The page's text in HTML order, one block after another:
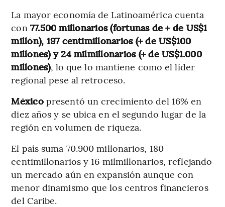
La mayor economía de Latinoamérica cuenta
con 77.500 millonarios (fortunas de + de US$1
millón), 197 centimillonarios (+ de US$100
millones) y 24 milmillonarios (+ de US$1.000
millones), lo que lo mantiene como el líder
regional pese al retroceso.
Méxicopresentó un crecimiento del 16% en
diez años y se ubica en el segundo lugar de la
región en volumen de riqueza.
El país suma 70.900 millonarios, 180
centimillonarios y 16 milmillonarios, reflejando
un mercado aún en expansión aunque con
menor dinamismo que los centros financieros
del Caribe.